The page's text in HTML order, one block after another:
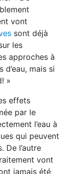
vont
sont déjà
les
approches à
mais si
»
effets
par le
l’eau à
qui peuvent
De l’autre
vont
jamais été